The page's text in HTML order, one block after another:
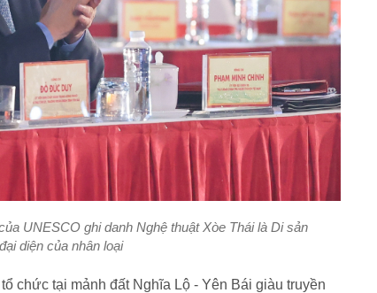
UNESCO ghi danh Nghệ thuật Xòe Thái là Di sản
diện của nhân loại
chức tại mảnh đất Nghĩa Lộ - Yên Bái giàu truyền